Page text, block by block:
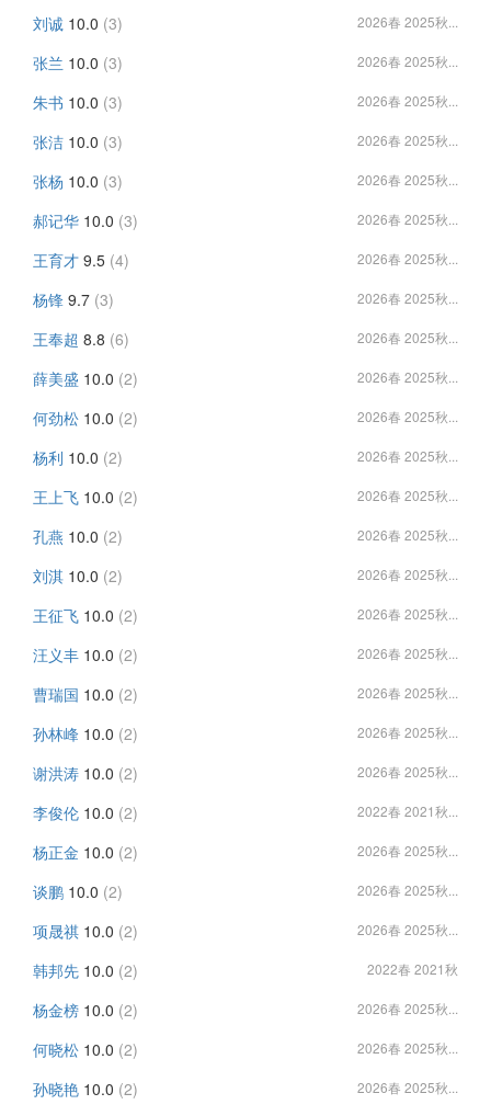
刘诚 10.0 (3) 2026春 2025秋...
张兰 10.0 (3) 2026春 2025秋...
朱书 10.0 (3) 2026春 2025秋...
张洁 10.0 (3) 2026春 2025秋...
张杨 10.0 (3) 2026春 2025秋...
郝记华 10.0 (3) 2026春 2025秋...
王育才 9.5 (4) 2026春 2025秋...
杨锋 9.7 (3) 2026春 2025秋...
王奉超 8.8 (6) 2026春 2025秋...
薛美盛 10.0 (2) 2026春 2025秋...
何劲松 10.0 (2) 2026春 2025秋...
杨利 10.0 (2) 2026春 2025秋...
王上飞 10.0 (2) 2026春 2025秋...
孔燕 10.0 (2) 2026春 2025秋...
刘淇 10.0 (2) 2026春 2025秋...
王征飞 10.0 (2) 2026春 2025秋...
汪义丰 10.0 (2) 2026春 2025秋...
曹瑞国 10.0 (2) 2026春 2025秋...
孙林峰 10.0 (2) 2026春 2025秋...
谢洪涛 10.0 (2) 2026春 2025秋...
李俊伦 10.0 (2) 2022春 2021秋...
杨正金 10.0 (2) 2026春 2025秋...
谈鹏 10.0 (2) 2026春 2025秋...
项晟祺 10.0 (2) 2026春 2025秋...
韩邦先 10.0 (2) 2022春 2021秋
杨金榜 10.0 (2) 2026春 2025秋...
何晓松 10.0 (2) 2026春 2025秋...
孙晓艳 10.0 (2) 2026春 2025秋...